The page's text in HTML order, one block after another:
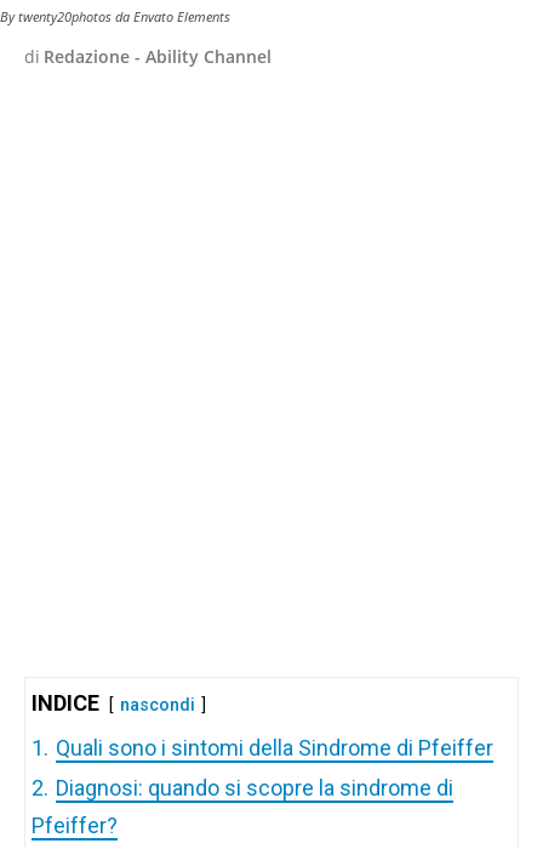
By twenty20photos da Envato Elements
di Redazione - Ability Channel
INDICE nascondi
1. Quali sono i sintomi della Sindrome di Pfeiffer
2. Diagnosi: quando si scopre la sindrome di
Pfeiffer?